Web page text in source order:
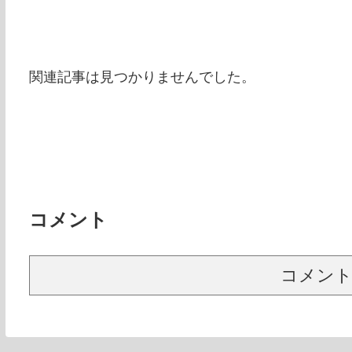
関連記事は見つかりませんでした。
コメント
コメン